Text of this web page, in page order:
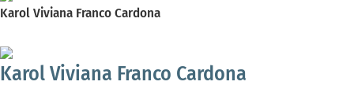
Karol Viviana Franco Cardona
Karol Viviana Franco Cardona